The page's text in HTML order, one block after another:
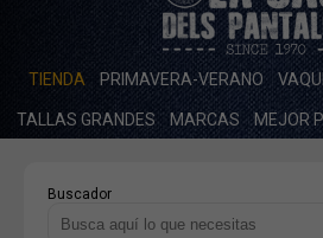
TIENDA PRIMAVERA-VERANO
TALLAS GRANDES MARCAS MEJOR
Buscador